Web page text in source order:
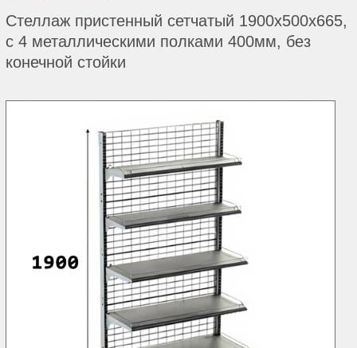
Стеллаж пристенный сетчатый 1900х500х665,
с 4 металлическими полками 400мм, без
конечной стойки